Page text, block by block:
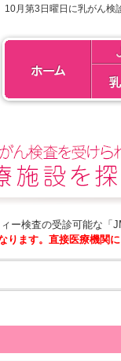
10月第3日曜日に乳がん検
ー検査の受診可能な
ります。直接医療機関